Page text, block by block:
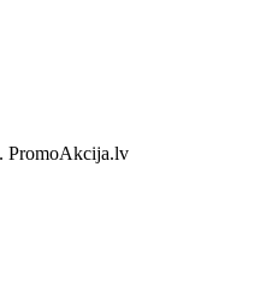
PromoAkcija.lv